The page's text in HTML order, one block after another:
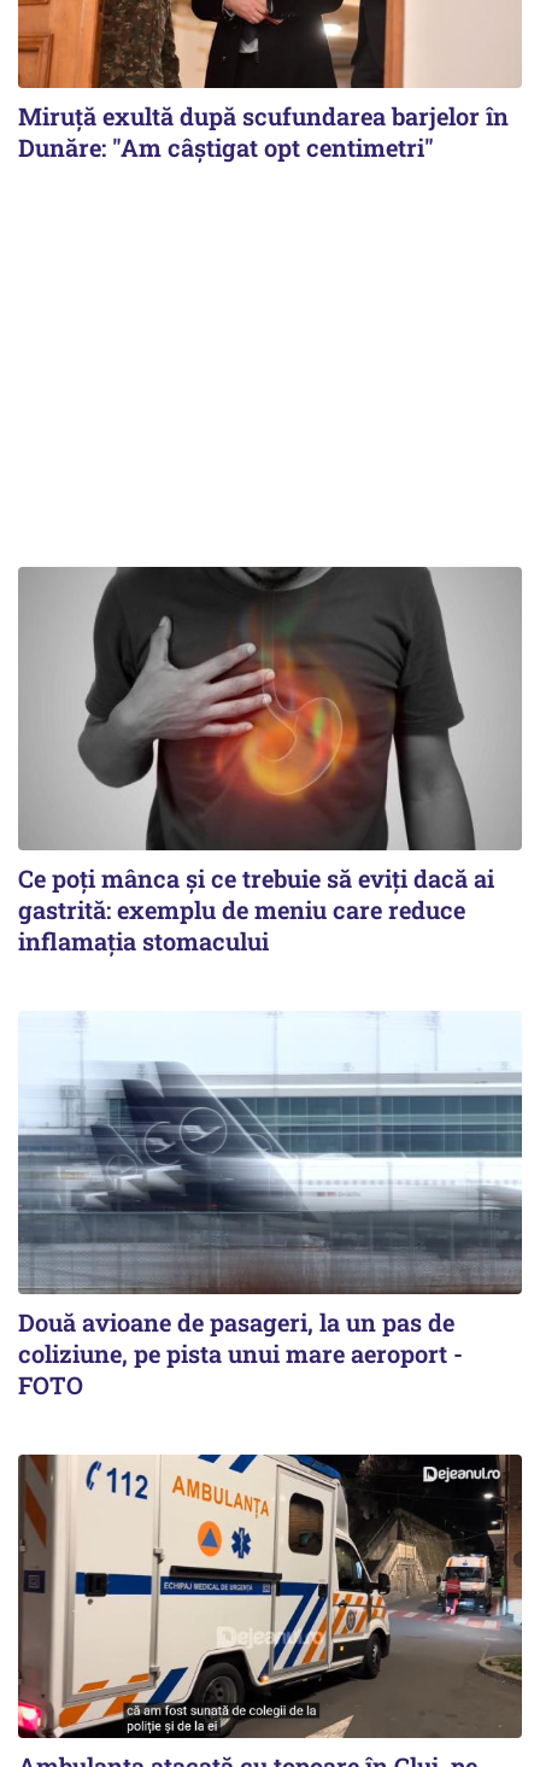
Miruță exultă după scufundarea barjelor în
Dunăre: "Am câștigat opt centimetri"
Ce poți mânca și ce trebuie să eviți dacă ai
gastrită: exemplu de meniu care reduce
inflamația stomacului
Două avioane de pasageri, la un pas de
coliziune, pe pista unui mare aeroport -
FOTO